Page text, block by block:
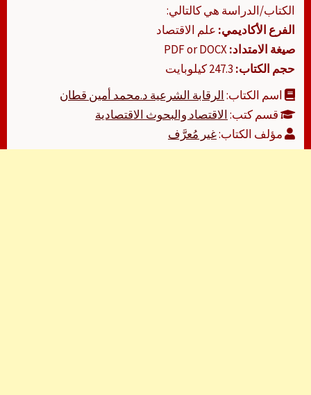
الكتاب/الدراسة هي كالتالي:
الفرع الأكاديمي: علم الاقتصاد
صيغة الامتداد:
حجم الكتاب:
اسم الكتاب:الرقابة الشرعية د.محمد أمين قطان
قسم كتب:الاقتصاد والبحوث الاقتصادية
مؤلف الكتاب:غير مُعرَّف